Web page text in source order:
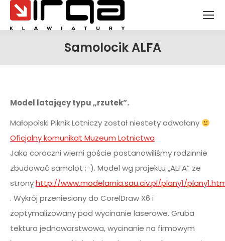
Samolocik ALFA
Jesteś tutaj:
Model latający typu „rzutek”.
Małopolski Piknik Lotniczy został niestety odwołany
Oficjalny komunikat Muzeum Lotnictwa
Jako coroczni wierni goście postanowiliśmy rodzinnie
zbudować samolot ;-). Model wg projektu „ALFA” ze
stronyhttp://www.modelarnia.sau.civ.pl/plany1/
. Wykrój przeniesiony do CorelDraw X6 i
zoptymalizowany pod wycinanie laserowe. Gruba
tektura jednowarstwowa, wycinanie na firmowym